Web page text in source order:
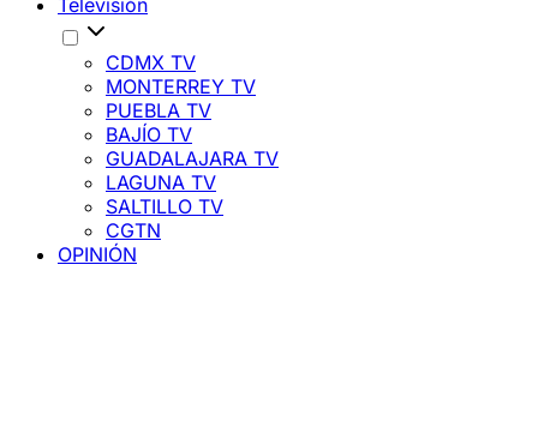
Televisión
CDMX TV
MONTERREY TV
PUEBLA TV
BAJÍO TV
GUADALAJARA TV
LAGUNA TV
SALTILLO TV
CGTN
OPINIÓN